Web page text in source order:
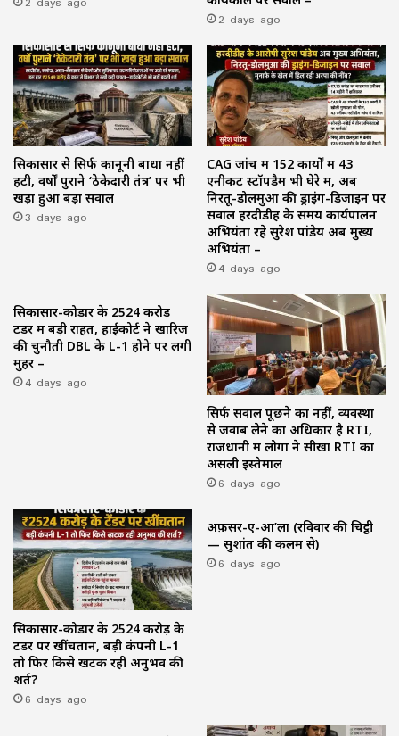
2 days ago
सिकासार से सिर्फ कानूनी बाधा नहीं
हटी, वर्षों पुराने ‘ठेकेदारी तंत्र’ पर भी
खड़ा हुआ बड़ा सवाल
3 days ago
CAG जांच में 152 कार्यों में 43
एनीकट स्टॉपडैम भी घेरे में, अब
निरतू-डोलमुआ की ड्राइंग-डिजाइन पर
सवाल हरदीडीह के समय कार्यपालन
अभियंता रहे सुरेश पांडेय अब मुख्य
अभियंता –
4 days ago
सिकासार-कोडार के ₹2524 करोड़
टेंडर में बड़ी राहत, हाईकोर्ट ने खारिज
की चुनौती DBL के L-1 होने पर लगी
मुहर –
4 days ago
सिर्फ सवाल पूछने का नहीं, व्यवस्था
से जवाब लेने का अधिकार है RTI,
राजधानी में लोगों ने सीखा RTI का
असली इस्तेमाल
6 days ago
सिकासार-कोडार के ₹2524 करोड़ के
टेंडर पर खींचतान, बड़ी कंपनी L-1
तो फिर किसे खटक रही अनुभव की
शर्त?
6 days ago
अफ़सर-ए-आ’ला (रविवार की चिट्ठी
— सुशांत की कलम से)
6 days ago